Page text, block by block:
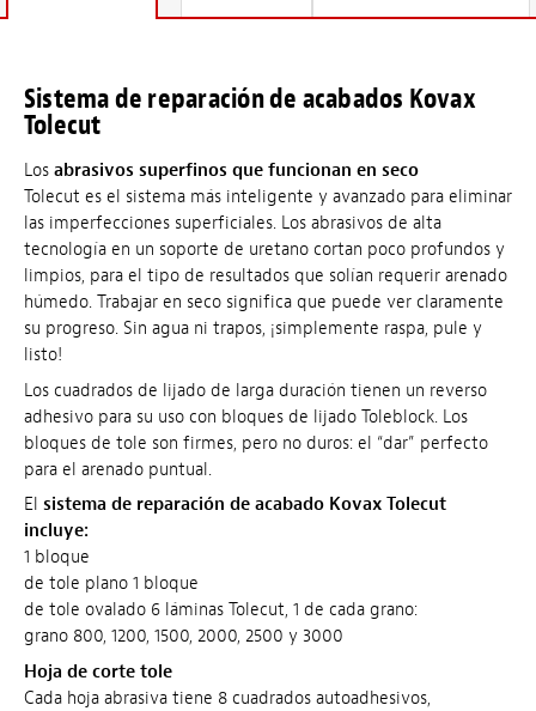
Sistema de reparación de acabados Kovax
Tolecut
Los abrasivos superfinos que funcionan en seco
Tolecut es el sistema más inteligente y avanzado para eliminar
las imperfecciones superficiales. Los abrasivos de alta
tecnología en un soporte de uretano cortan poco profundos y
limpios, para el tipo de resultados que solían requerir arenado
húmedo. Trabajar en seco significa que puede ver claramente
su progreso. Sin agua ni trapos, ¡simplemente raspa, pule y
listo!
Los cuadrados de lijado de larga duración tienen un reverso
adhesivo para su uso con bloques de lijado Toleblock. Los
bloques de tole son firmes, pero no duros: el “dar” perfecto
para el arenado puntual.
El sistema de reparación de acabado Kovax Tolecut
incluye:
1 bloque
de tole plano 1 bloque
de tole ovalado 6 láminas Tolecut, 1 de cada grano:
grano 800, 1200, 1500, 2000, 2500 y 3000
Hoja de corte tole
Cada hoja abrasiva tiene 8 cuadrados autoadhesivos,